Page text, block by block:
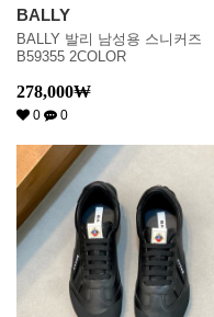
BALLY
BALLY 발리 남성용 스니커즈
B59355 2COLOR
278,000₩
0 0